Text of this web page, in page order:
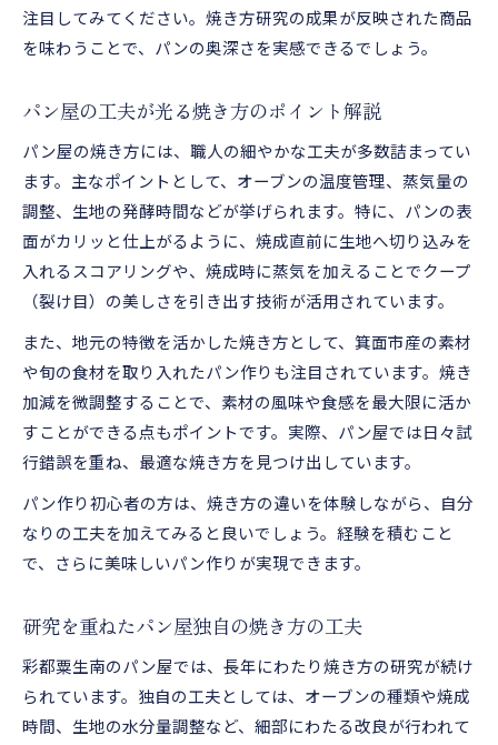
注目してみてください。焼き方研究の成果が反映された商品
を味わうことで、パンの奥深さを実感できるでしょう。
パン屋の工夫が光る焼き方のポイント解説
パン屋の焼き方には、職人の細やかな工夫が多数詰まってい
ます。主なポイントとして、オーブンの温度管理、蒸気量の
調整、生地の発酵時間などが挙げられます。特に、パンの表
面がカリッと仕上がるように、焼成直前に生地へ切り込みを
入れるスコアリングや、焼成時に蒸気を加えることでクープ
（裂け目）の美しさを引き出す技術が活用されています。
また、地元の特徴を活かした焼き方として、箕面市産の素材
や旬の食材を取り入れたパン作りも注目されています。焼き
加減を微調整することで、素材の風味や食感を最大限に活か
すことができる点もポイントです。実際、パン屋では日々試
行錯誤を重ね、最適な焼き方を見つけ出しています。
パン作り初心者の方は、焼き方の違いを体験しながら、自分
なりの工夫を加えてみると良いでしょう。経験を積むこと
で、さらに美味しいパン作りが実現できます。
研究を重ねたパン屋独自の焼き方の工夫
彩都粟生南のパン屋では、長年にわたり焼き方の研究が続け
られています。独自の工夫としては、オーブンの種類や焼成
時間、生地の水分量調整など、細部にわたる改良が行われて